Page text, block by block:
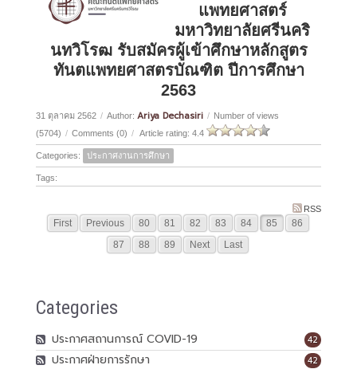
แพทยศาสตร์
มหาวิทยาลัยศรีนคริ
นทวิโรฒ รับสมัครผู้เข้าศึกษาหลักสูตร
ทันตแพทยศาสตรบัณฑิต ปีการศึกษา
2563
31 ตุลาคม 2562 / Author: Ariya Dechasiri / Number of views
(5704) / Comments (0) / Article rating: 4.4
Categories: ประกาศงานการศึกษา
Tags:
RSS
First Previous 80 81 82 83 84 85
86
87
88 89 Next Last
Categories
42
ประกาศสถานการณ์ COVID-19
42
ประกาศฝ่ายการรักษา